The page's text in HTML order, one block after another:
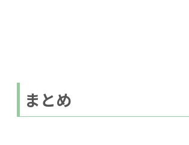
まとめ